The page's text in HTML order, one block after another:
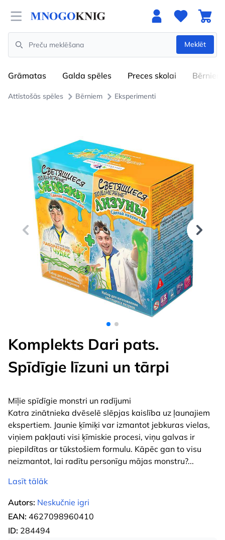
Open menu
Search
Meklēt
Grāmatas Galda spēles Preces skolai Bērniem
Attīstošās spēles Bērniem Eksperimenti
Komplekts Dari pats.
Spīdīgie līzuni un tārpi
Mīļie spīdīgie monstri un radījumi
Katra zinātnieka dvēselē slēpjas kaislība uz ļaunajiem
ekspertiem. Jaunie ķīmiķi var izmantot jebkuras vielas,
viņiem pakļauti visi ķīmiskie procesi, viņu galvas ir
piepildītas ar tūkstošiem formulu. Kāpēc gan to visu
neizmantot, lai radītu personīgu mājas monstru?...
Lasīt tālāk
Autors: Neskučnie igri
EAN: 4627098960410
ID: 284494